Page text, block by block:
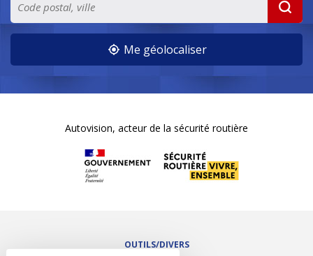
Me géolocaliser
Autovision, acteur de la sécurité routière
OUTILS/DIVERS